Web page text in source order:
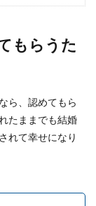
たい
が山程あります
もらうた
ら、認めてもら
たままでも結婚
れて幸せになり